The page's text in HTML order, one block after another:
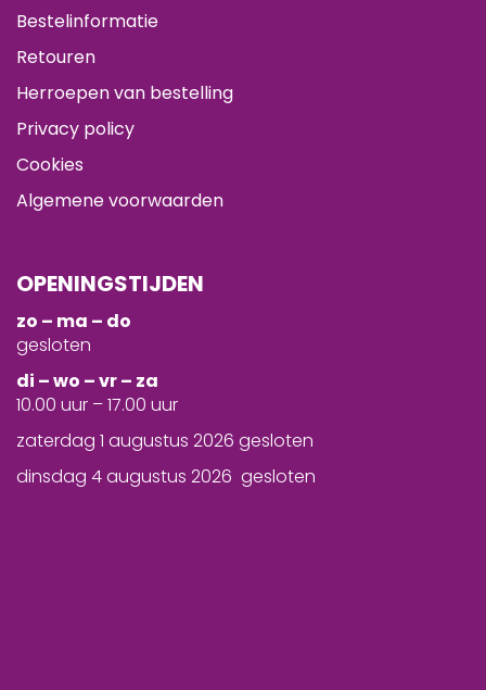
Bestelinformatie
Retouren
Herroepen van bestelling
Privacy policy
Cookies
Algemene voorwaarden
OPENINGSTIJDEN
zo – ma – do
gesloten
di – wo – vr – za
10.00 uur – 17.00 uur
zaterdag 1 augustus 2026 gesloten
dinsdag 4 augustus 2026 gesloten